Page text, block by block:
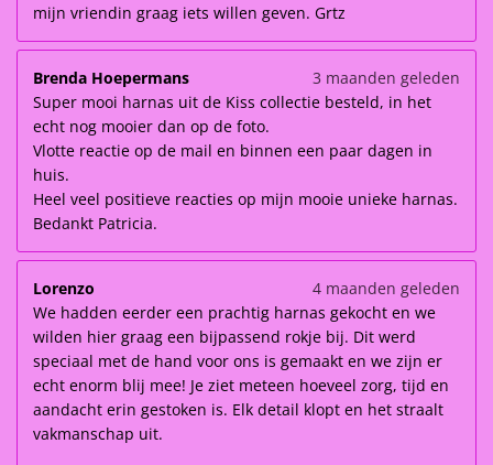
mijn vriendin graag iets willen geven. Grtz
Brenda Hoepermans
3 maanden geleden
Super mooi harnas uit de Kiss collectie besteld, in het
echt nog mooier dan op de foto.
Vlotte reactie op de mail en binnen een paar dagen in
huis.
Heel veel positieve reacties op mijn mooie unieke harnas.
Bedankt Patricia.
Lorenzo
4 maanden geleden
We hadden eerder een prachtig harnas gekocht en we
wilden hier graag een bijpassend rokje bij. Dit werd
speciaal met de hand voor ons is gemaakt en we zijn er
echt enorm blij mee! Je ziet meteen hoeveel zorg, tijd en
aandacht erin gestoken is. Elk detail klopt en het straalt
vakmanschap uit.